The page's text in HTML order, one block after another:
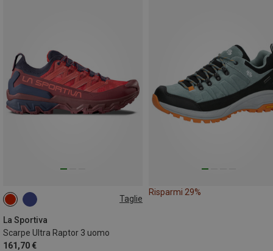
Taglie
La Sportiva
Scarpe Ultra Raptor 3 uomo
161,70 €
Risparmi 29%